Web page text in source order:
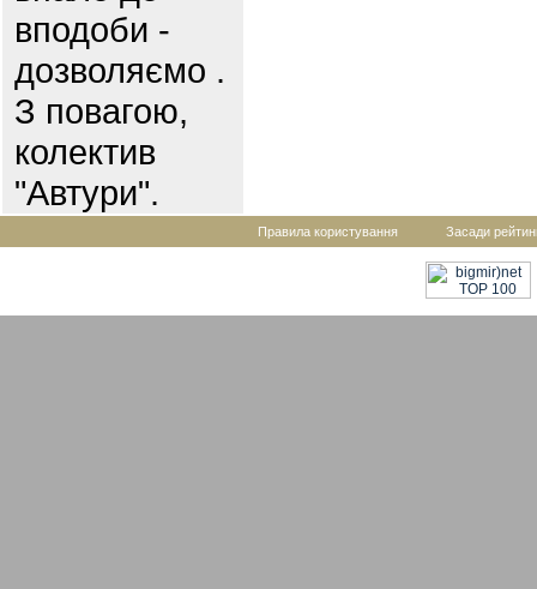
вподоби -
дозволяємо .
З повагою,
колектив
"Автури".
Правила користування Засади